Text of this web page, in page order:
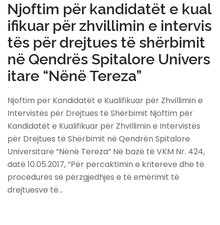
Njoftim për kandidatët e kual
ifikuar për zhvillimin e intervis
tës për drejtues të shërbimit
në Qendrës Spitalore Univers
itare “Nënë Tereza”
Njoftim për Kandidatët e Kualifikuar për Zhvillimin e
Intervistës për Drejtues të Shërbimit Njoftim për
Kandidatët e Kualifikuar për Zhvillimin e Intervistës
për Drejtues të Shërbimit në Qendrën Spitalore
Universitare “Nënë Tereza” Në bazë të VKM Nr. 424,
datë 10.05.2017, “Për përcaktimin e kritereve dhe të
procedurës së përzgjedhjes e të emërimit të
drejtuesve të…